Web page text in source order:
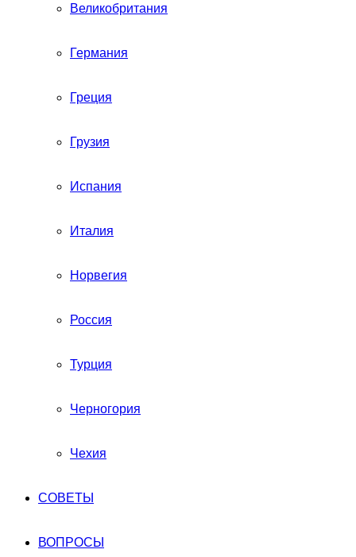
Великобритания
Германия
Греция
Грузия
Испания
Италия
Норвегия
Россия
Турция
Черногория
Чехия
СОВЕТЫ
ВОПРОСЫ